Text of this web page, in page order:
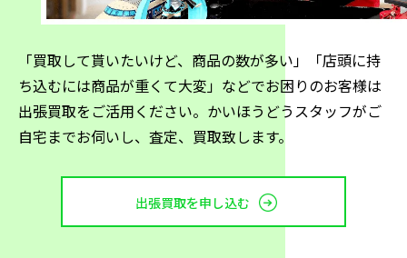
メーカーが有名です。
カッシーナ
モルテーニ
ミノッティ
ポリフォーム
モーイ
ドリアデ
マジス
ムート
モダンなデザインのものには海外メーカーが多く、無駄
「買取して貰いたいけど、商品の数が多い」「店頭に持
ち込むには商品が重くて大変」などでお困りのお客様は
出張買取をご活用ください。かいほうどうスタッフがご
自宅までお伺いし、査定、買取致します。
出張買取を申し込む